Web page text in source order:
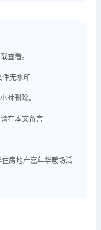
查看。
件无水印
时删除。
在本文留言
房地产嘉年华暖场活